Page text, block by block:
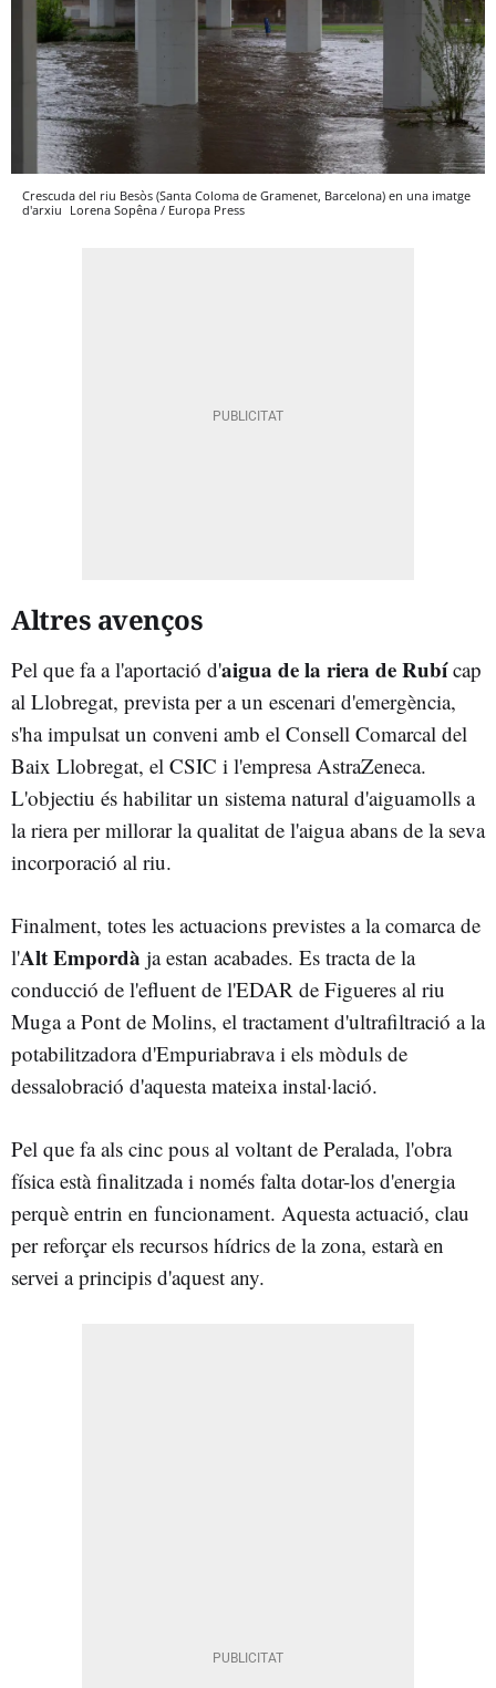
Crescuda del riu Besòs (Santa Coloma de Gramenet, Barcelona) en una imatge
d'arxiu Lorena Sopêna / Europa Press
Altres avenços
Pel que fa a l'aportació d'aigua de la riera de Rubícap
al Llobregat, prevista per a un escenari d'emergència,
s'ha impulsat un conveni amb el Consell Comarcal del
Baix Llobregat, el CSIC i l'empresa AstraZeneca.
L'objectiu és habilitar un sistema natural d'aiguamolls a
la riera per millorar la qualitat de l'aigua abans de la seva
incorporació al riu.
Finalment, totes les actuacions previstes a la comarca de
l'Alt Empordà ja estan acabades. Es tracta de la
conducció de l'efluent de l'EDAR de Figueres al riu
Muga a Pont de Molins, el tractament d'ultrafiltració a la
potabilitzadora d'Empuriabrava i els mòduls de
dessalobració d'aquesta mateixa instal·lació.
Pel que fa als cinc pous al voltant de Peralada, l'obra
física està finalitzada i només falta dotar-los d'energia
perquè entrin en funcionament. Aquesta actuació, clau
per reforçar els recursos hídrics de la zona, estarà en
servei a principis d'aquest any.